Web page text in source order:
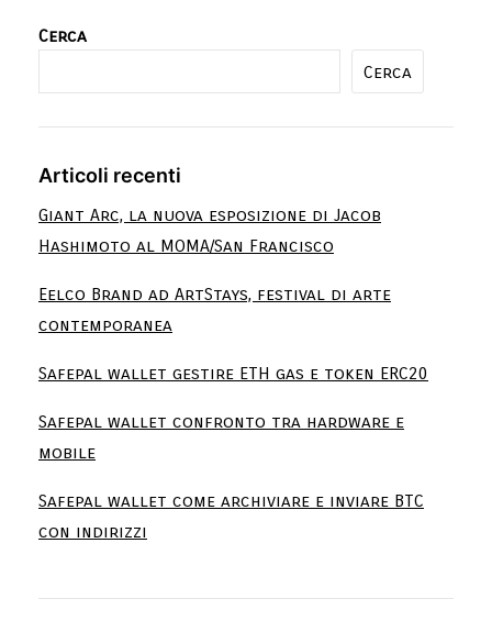
Cerca
Cerca
Articoli recenti
Giant Arc, la nuova esposizione di Jacob
Hashimoto al MOMA/San Francisco
Eelco Brand ad ArtStays, festival di arte
contemporanea
Safepal wallet gestire ETH gas e token ERC20
Safepal wallet confronto tra hardware e
mobile
Safepal wallet come archiviare e inviare BTC
con indirizzi